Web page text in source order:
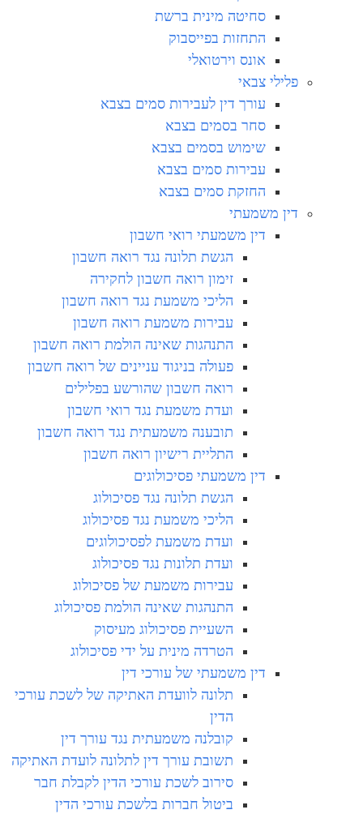
סחיטה מינית ברשת
התחזות בפייסבוק
אונס וירטואלי
פלילי צבאי
עורך דין לעבירות סמים בצבא
סחר בסמים בצבא
שימוש בסמים בצבא
עבירות סמים בצבא
החזקת סמים בצבא
דין משמעתי
דין משמעתי רואי חשבון
הגשת תלונה נגד רואה חשבון
זימון רואה חשבון לחקירה
הליכי משמעת נגד רואה חשבון
עבירות משמעת רואה חשבון
התנהגות שאינה הולמת רואה חשבון
פעולה בניגוד עניינים של רואה חשבון
רואה חשבון שהורשע בפלילים
ועדת משמעת נגד רואי חשבון
תובענה משמעתית נגד רואה חשבון
התליית רישיון רואה חשבון
דין משמעתי פסיכולוגים
הגשת תלונה נגד פסיכולוג
הליכי משמעת נגד פסיכולוג
ועדת משמעת לפסיכולוגים
ועדת תלונות נגד פסיכולוג
עבירות משמעת של פסיכולוג
התנהגות שאינה הולמת פסיכולוג
השעיית פסיכולוג מעיסוק
הטרדה מינית על ידי פסיכולוג
דין משמעתי של עורכי דין
תלונה לוועדת האתיקה של לשכת עורכי
הדין
קובלנה משמעתית נגד עורך דין
תשובת עורך דין לתלונה לועדת האתיקה
סירוב לשכת עורכי הדין לקבלת חבר
ביטול חברות בלשכת עורכי הדין